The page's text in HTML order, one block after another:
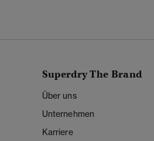
Superdry The Brand
Über uns
Unternehmen
Karriere